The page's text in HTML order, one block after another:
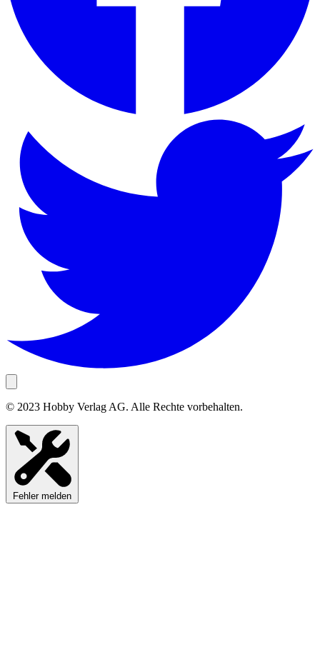
© 2023 Hobby Verlag AG. Alle Rechte vorbehalten.
Fehler melden